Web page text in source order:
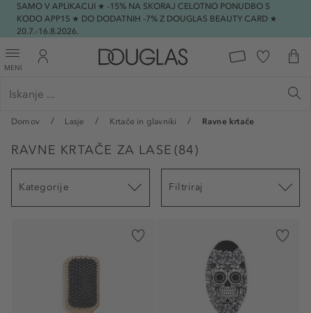
SAMO V APLIKACIJI ★ -15% NA SKORAJ CELOTNO PONUDBO S
KODO APP15 ★ DO DODATNIH -7% Z DOUGLAS BEAUTY CARD ★
20.7.-16.8.2026.
MENI
Domov Lasje Krtače in glavniki Ravne krtače
RAVNE KRTAČE ZA LASE (84)
Kategorije Filtriraj